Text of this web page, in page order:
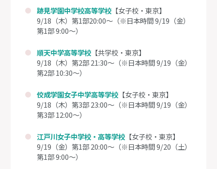
跡見学園中学校高等学校 【女子校・東京】
9/18（木）第1部20:00～（※日本時間 9/19（金）
第1部 9:00～）
順天中学高等学校 【共学校・東京】
9/18（木）第2部 21:30～（※日本時間 9/19（金）
第2部 10:30～）
佼成学園女子中学高等学校 【女子校・東京】
9/18（木）第3部 23:00～（※日本時間 9/19（金）
第3部 12:00～）
江戸川女子中学校・高等学校 【女子校・東京】
9/19（金）第1部 20:00～（※日本時間 9/20（土）
第1部 9:00～）